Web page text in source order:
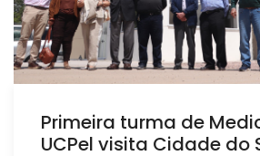
Primeira turma de
UCPel visita Cidade do